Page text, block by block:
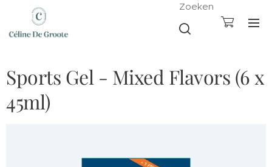
Zoeken
Sports Gel - Mixed Flavors (6 x
45ml)